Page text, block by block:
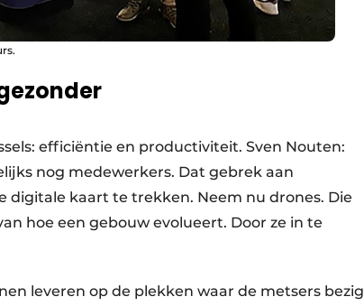
efficiëntie en productiviteit. Sven Nouten:
nog medewerkers. Dat gebrek aan
kaart te trekken. Neem nu drones. Die
hoe een gebouw evolueert. Door ze in te
leveren op de plekken waar de metsers bezig